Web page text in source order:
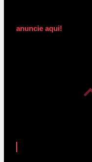
anuncie aqui!